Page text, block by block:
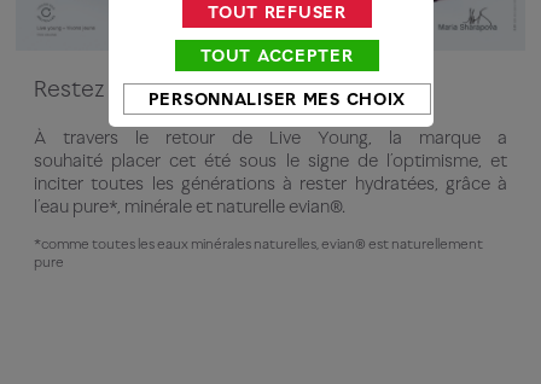
Restez hydratés avec evian®
À travers le retour de Live Young, la marque a
souhaité placer cet été sous le signe de l’optimisme, et
inciter toutes les générations à rester hydratées, grâce à
l’eau pure*, minérale et naturelle evian®.​
*comme toutes les eaux minérales naturelles, evian® est naturellement
pure​
TOUT REFUSER
TOUT ACCEPTER
PERSONNALISER MES CHOIX